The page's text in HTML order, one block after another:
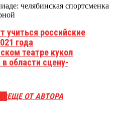
челябинская спортсменка
учиться российские
года
театре кукол
области сцену-
ЕЩЕ ОТ АВТОРА